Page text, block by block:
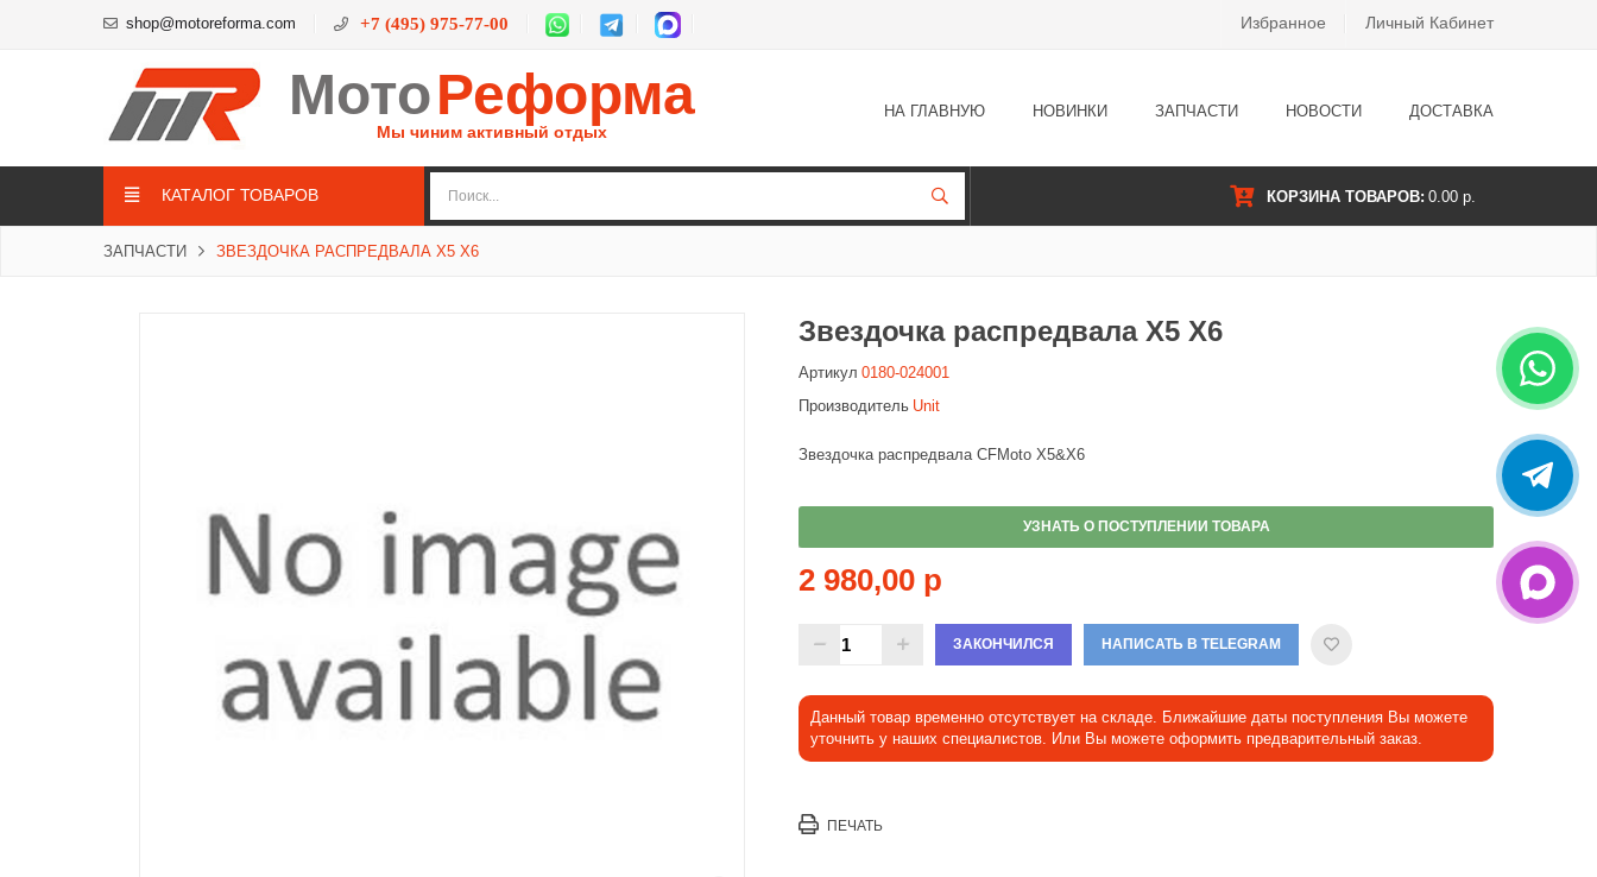
shop@motoreforma.com +7 (495) 975-77-00 Избранное Личный Кабинет
МотоРеформа
Мы чиним активный отдых
НА ГЛАВНУЮ НОВИНКИ ЗАПЧАСТИ НОВОСТИ ДОСТАВКА
КАТАЛОГ ТОВАРОВ КОРЗИНА ТОВАРОВ: 0.00 р.
ЗАПЧАСТИ ЗВЕЗДОЧКА РАСПРЕДВАЛА X5 X6
Звездочка распредвала X5 X6
Артикул 0180-024001
Производитель Unit
Звездочка распредвала CFMoto X5&X6
УЗНАТЬ О ПОСТУПЛЕНИИ ТОВАРА
2 980,00 р
ЗАКОНЧИЛСЯ НАПИСАТЬ В TELEGRAM
Данный товар временно отсутствует на складе. Ближайшие даты поступления Вы можете
уточнить у наших специалистов. Или Вы можете оформить предварительный заказ.
ПЕЧАТЬ